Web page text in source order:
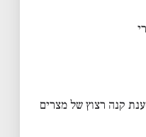
קנה רצוץ של מצרים